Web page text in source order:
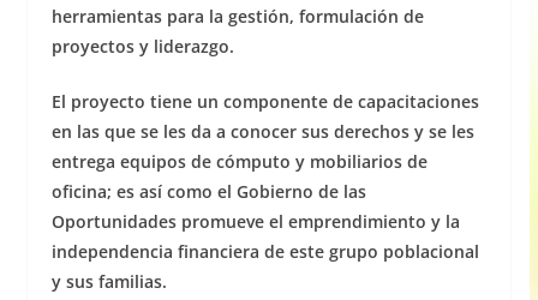
herramientas para la gestión, formulación de
proyectos y liderazgo.
El proyecto tiene un componente de capacitaciones
en las que se les da a conocer sus derechos y se les
entrega equipos de cómputo y mobiliarios de
oficina; es así como el Gobierno de las
Oportunidades promueve el emprendimiento y la
independencia financiera de este grupo poblacional
y sus familias.